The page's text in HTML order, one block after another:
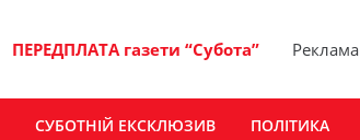
ПЕРЕДПЛАТА газети “Субота” Реклама
СУБОТНІЙ ЕКСКЛЮЗИВ ПОЛІТИКА